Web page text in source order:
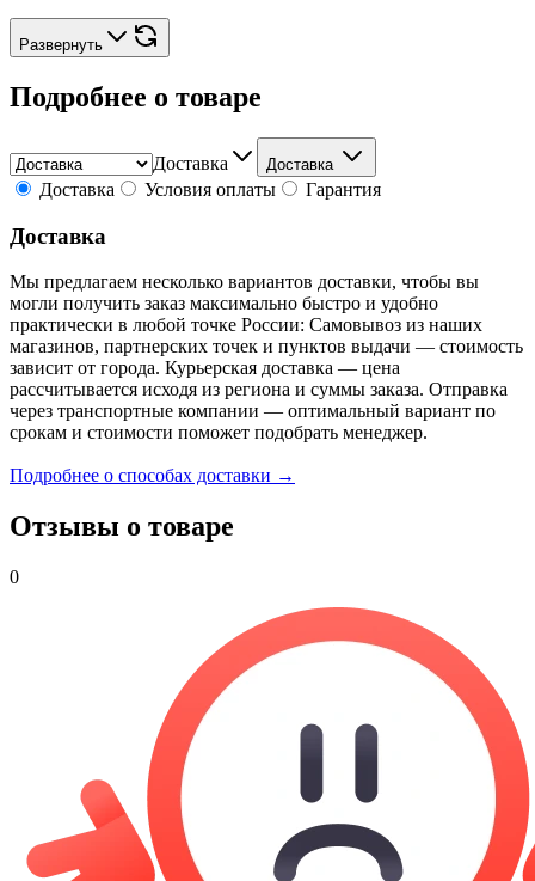
Развернуть
Подробнее о товаре
Доставка Доставка
Доставка Условия оплаты Гарантия
Доставка
Мы предлагаем несколько вариантов доставки, чтобы вы
могли получить заказ максимально быстро и удобно
практически в любой точке России: Самовывоз из наших
магазинов, партнерских точек и пунктов выдачи — стоимость
зависит от города. Курьерская доставка — цена
рассчитывается исходя из региона и суммы заказа. Отправка
через транспортные компании — оптимальный вариант по
срокам и стоимости поможет подобрать менеджер.
Подробнее о способах доставки →
Отзывы о товаре
0